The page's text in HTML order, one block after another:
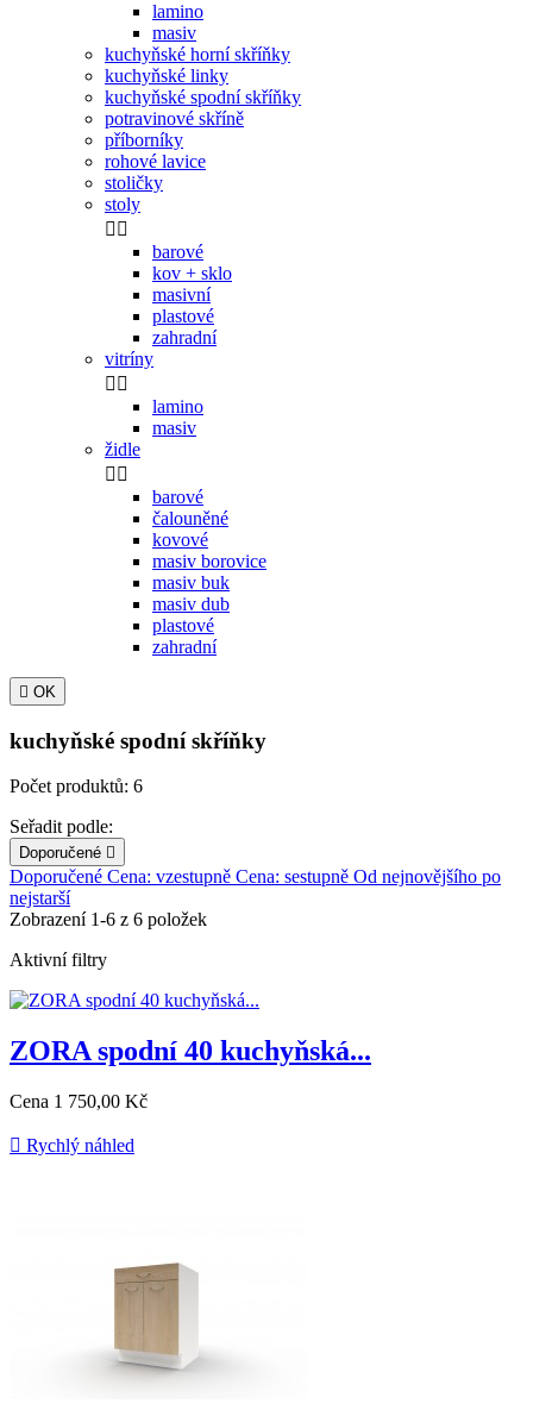
lamino
masiv
kuchyňské horní skříňky
kuchyňské linky
kuchyňské spodní skříňky
potravinové skříně
příborníky
rohové lavice
stoličky
stoly
 
barové
kov + sklo
masivní
plastové
zahradní
vitríny
 
lamino
masiv
židle
 
barové
čalouněné
kovové
masiv borovice
masiv buk
masiv dub
plastové
zahradní
 OK
kuchyňské spodní skříňky
Počet produktů: 6
Seřadit podle:
Doporučené 
Doporučené Cena: vzestupně Cena: sestupně Od nejnovějšího po
nejstarší
Zobrazení 1-6 z 6 položek
Aktivní filtry
ZORA spodní 40 kuchyňská...
Cena 1 750,00 Kč
 Rychlý náhled